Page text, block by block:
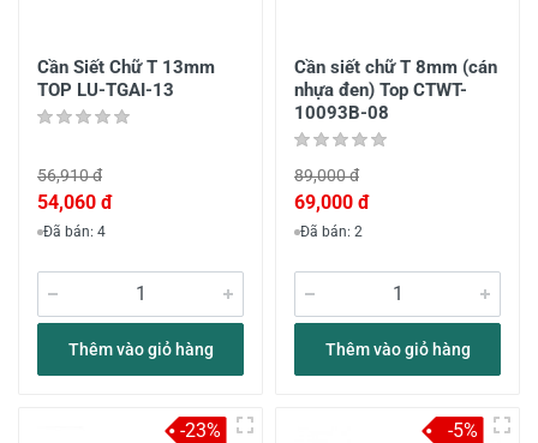
Cần Siết Chữ T 13mm
TOP LU-TGAI-13
56,910 đ
54,060 đ
Đã bán: 4
Thêm vào giỏ hàng
Cần siết chữ T 8mm (cán
nhựa đen) Top CTWT-
10093B-08
89,000 đ
69,000 đ
Đã bán: 2
Thêm vào giỏ hàng
-23% -5%